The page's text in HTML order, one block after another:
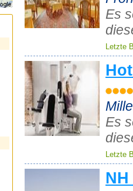
Es
Letzte
Es
Letzte